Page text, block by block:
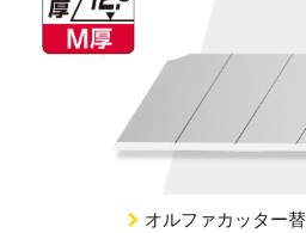
オルファカッター替